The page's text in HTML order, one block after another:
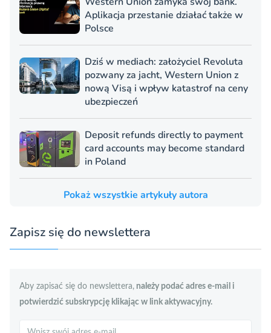
Aplikacja przestanie działać także w
Polsce
Dziś w mediach: założyciel Revoluta
pozwany za jacht, Western Union z
nową Visą i wpływ katastrof na ceny
ubezpieczeń
Deposit refunds directly to payment
card accounts may become standard
in Poland
Pokaż wszystkie artykuły autora
Zapisz się do newslettera
Aby zapisać się do newslettera, należy podać adres e-mail i
potwierdzić subskrypcję klikając w link aktywacyjny.